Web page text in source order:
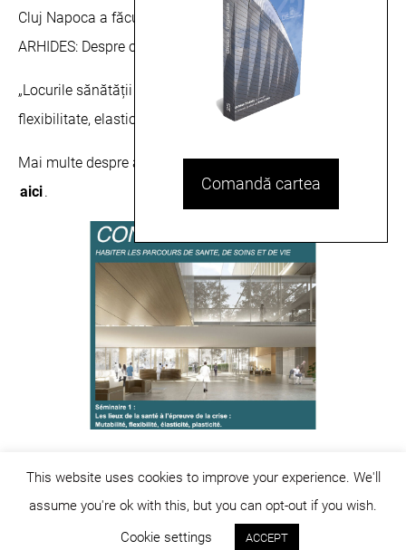
Cluj Napoca a făcut coperta celui mai recent seminar
ARHIDES: Despre cercetare și îngrijire didactică.
„Locurile sănătății puse la încercarea crizei: variabilitate,
flexibilitate, elasticitate, plasticitate” Fundația AP-HP.
Mai multe despre această publicație puteți citiaici
aici.
© dicositiganas 2026
Comandă cartea
This website uses cookies to improve your experience. We'll
assume you're ok with this, but you can opt-out if you wish.
Cookie settings
ACCEPT